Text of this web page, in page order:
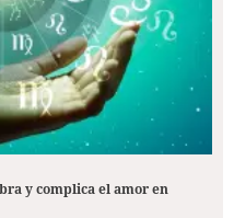
y complica el amor en